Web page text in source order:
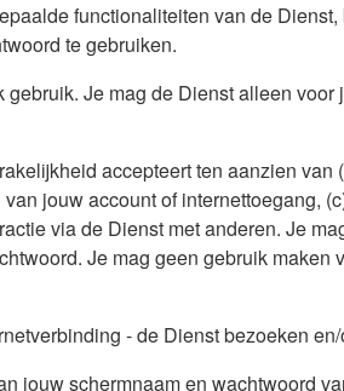
functionaliteiten van de
te gebruiken.
Je mag de Dienst alleen
accepteert ten aanzien
jouw account of internettoegang,
via de Dienst met anderen. Je
Je mag geen gebruik maken
- de Dienst bezoeken
jouw schermnaam en wachtwoord